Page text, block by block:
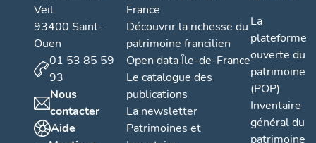
Veil
93400 Saint-
Ouen
01 53 85 59
93
Nous
contacter
Aide
France
Découvrir la richesse du
patrimoine francilien
Open data Île-de-France
Le catalogue des
publications
La newsletter
Patrimoines et
La
plateforme
ouverte du
patrimoine
(POP)
Inventaire
général du
patrimoine